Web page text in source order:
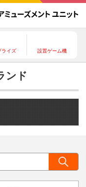
ライズ 設置ゲーム機
ンド